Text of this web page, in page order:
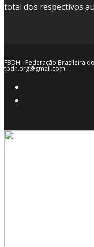
total dos respectivos
FBDH - Federação Brasileira
fbdh.org@gmail.com